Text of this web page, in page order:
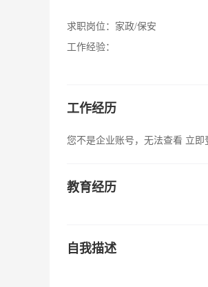
求职岗位： 家政/保安
工作经验：
工作经历
您不是企业账号，无法查看 立即
教育经历
自我描述